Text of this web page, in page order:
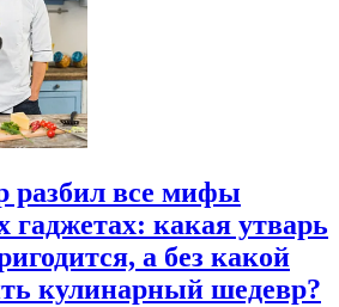
разбил все мифы
гаджетах: какая утварь
а без какой
кулинарный шедевр?